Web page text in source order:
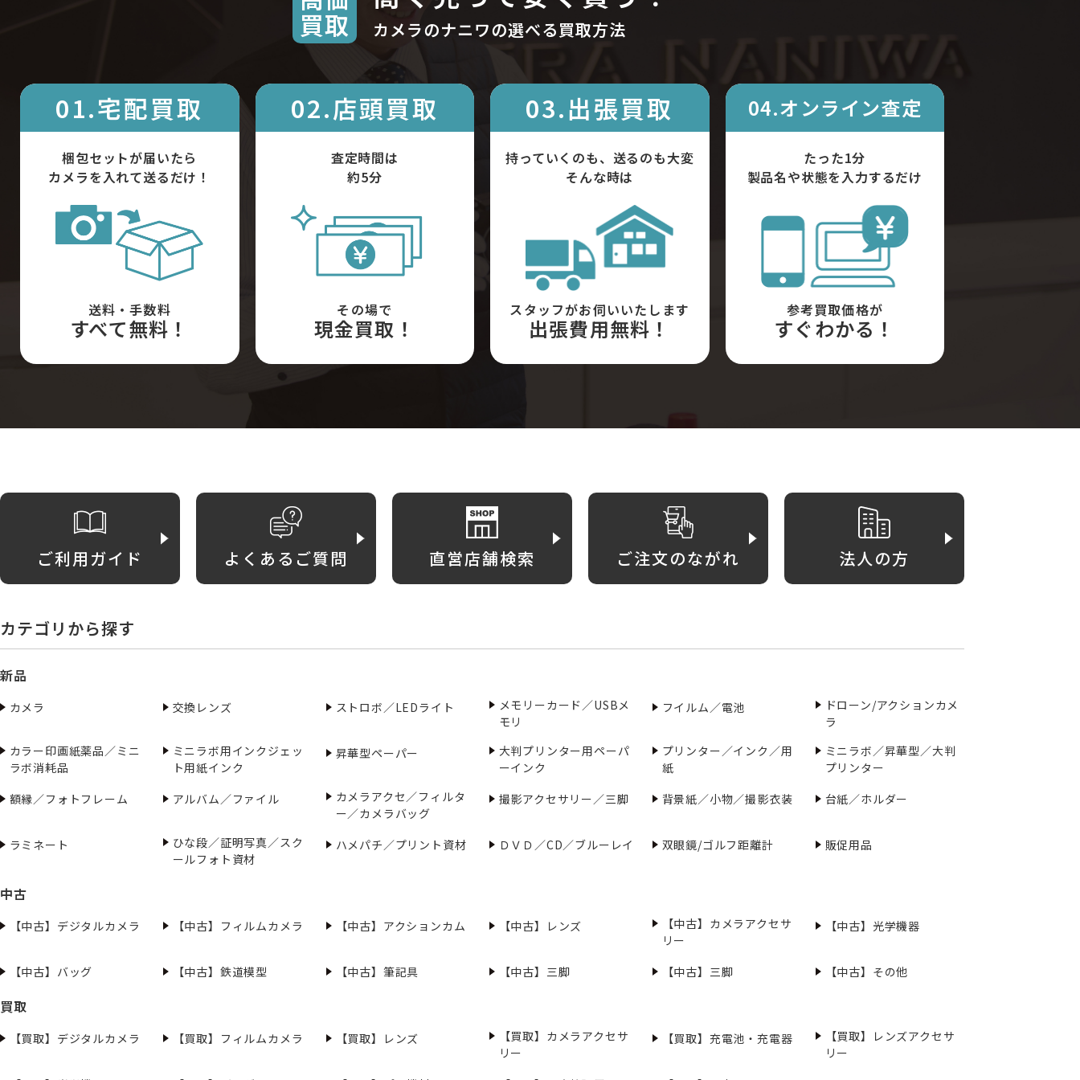
買取 カメラのナニワの選べる買取方法
01.宅配買取
梱包セットが届いたら
カメラを入れて送るだけ！
送料・手数料
すべて無料！
02.店頭買取
査定時間は
約5分
その場で
現金買取！
03.出張買取
持っていくのも、送るのも大変
そんな時は
スタッフがお伺いいたします
出張費用無料！
04.オンライン査定
たった1分
製品名や状態を入力するだけ
参考買取価格が
すぐわかる！
ご利用ガイド よくあるご質問 直営店舗検索 ご注文のながれ 法人の方
カテゴリから探す
新品
カメラ 交換レンズ ストロボ／LEDライト
メモリーカード／USBメ
モリ
フイルム／電池
ドローン/アクションカメ
ラ
カラー印画紙薬品／ミニ
ラボ消耗品
ミニラボ用インクジェッ
ト用紙インク
昇華型ペーパー
大判プリンター用ペーパ
ーインク
プリンター／インク／用
紙
ミニラボ／昇華型／大判
プリンター
額縁／フォトフレーム
アルバム／ファイル
カメラアクセ／フィルタ
ー／カメラバッグ
撮影アクセサリー／三脚 背景紙／小物／撮影衣装 台紙／ホルダー
ラミネート
ひな段／証明写真／スク
ールフォト資材
ハメパチ／プリント資材 ＤＶＤ／CD／ブルーレイ 双眼鏡/ゴルフ距離計 販促用品
中古
【中古】デジタルカメラ 【中古】フィルムカメラ 【中古】アクションカム 【中古】レンズ
【中古】カメラアクセサ
リー
【中古】光学機器
【中古】バッグ 【中古】鉄道模型 【中古】筆記具 【中古】三脚 【中古】三脚 【中古】その他
買取
【買取】デジタルカメラ 【買取】フィルムカメラ 【買取】レンズ
【買取】カメラアクセサ
リー
【買取】充電池・充電器
【買取】レンズアクセサ
リー